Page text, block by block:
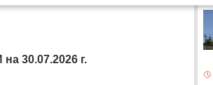
30.07.2026 г.